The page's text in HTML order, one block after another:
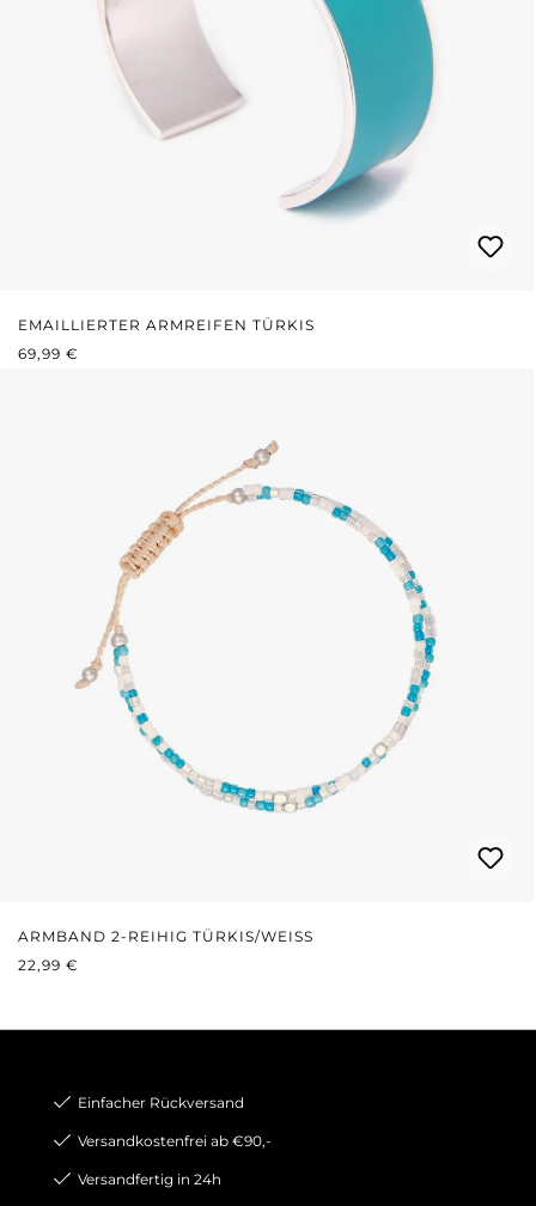
EMAILLIERTER ARMREIFEN TÜRKIS
REGULÄRER PREIS:
69,99 €
ARMBAND 2-REIHIG TÜRKIS/WEISS
REGULÄRER PREIS:
22,99 €
Einfacher Rückversand
Versandkostenfrei ab €90,-
Versandfertig in 24h